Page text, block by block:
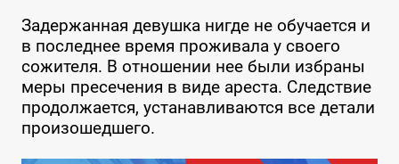
Задержанная девушка нигде не обучается и
в последнее время проживала у своего
сожителя. В отношении нее были избраны
меры пресечения в виде ареста. Следствие
продолжается, устанавливаются все детали
произошедшего.